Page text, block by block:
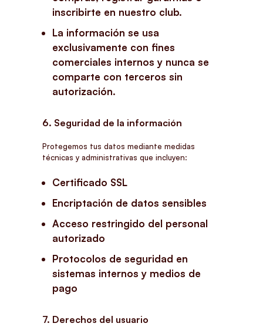
inscribirte en nuestro club.
La información se usa
exclusivamente con fines
comerciales internos y nunca se
comparte con terceros sin
autorización.
6. Seguridad de la información
Protegemos tus datos mediante medidas
técnicas y administrativas que incluyen:
Certificado SSL
Encriptación de datos sensibles
Acceso restringido del personal
autorizado
Protocolos de seguridad en
sistemas internos y medios de
pago
7. Derechos del usuario